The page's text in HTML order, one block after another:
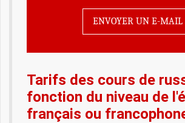
ENVOYER UN E-MAIL
Tarifs des cours de
fonction du niveau de
français ou